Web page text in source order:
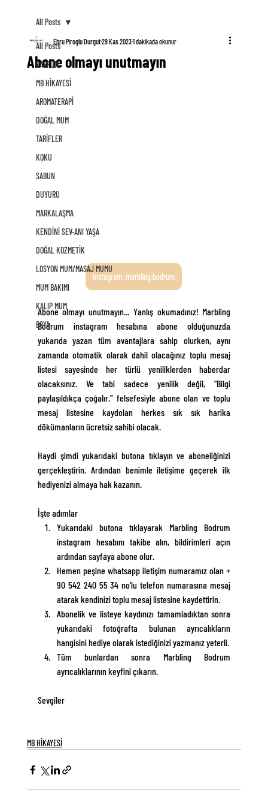
All Posts
PARFÜM
MB HİKAYESİ
AROMATERAPİ
DOĞAL MUM
TARİFLER
KOKU
SABUN
DUYURU
MARKALAŞMA
KENDİNİ SEV-ANI YAŞA
DOĞAL KOZMETİK
LOSYON MUM/MASAJ MUMU
MUM BAKIMI
KALIP MUM
BOYA
All Posts
Abone olmayı unutmayın
Ebru Piroglu Durgut29 Kas 20231 dakikada okunur
Instagram: marbling.bodrum
Abone olmayı unutmayın... Yanlış okumadınız! Marbling
Bodrum instagram hesabına abone olduğunuzda
yukarıda yazan tüm avantajlara sahip olurken, aynı
zamanda otomatik olarak dahil olacağınız toplu mesaj
listesi sayesinde her türlü yeniliklerden haberdar
olacaksınız. Ve tabi sadece yenilik değil, "Bilgi
paylaşıldıkça çoğalır." felsefesiyle abone olan ve toplu
mesaj listesine kaydolan herkes sık sık harika
dökümanların ücretsiz sahibi olacak.
Haydi şimdi yukarıdaki butona tıklayın ve aboneliğinizi
gerçekleştirin. Ardından benimle iletişime geçerek ilk
hediyenizi almaya hak kazanın.
İşte adımlar
Yukarıdaki butona tıklayarak Marbling Bodrum
instagram hesabını takibe alın, bildirimleri açın
ardından sayfaya abone olur.
Hemen peşine whatsapp iletişim numaramız olan +
90 542 240 55 34 no'lu telefon numarasına mesaj
atarak kendinizi toplu mesaj listesine kaydettirin.
Abonelik ve listeye kaydınızı tamamladıktan sonra
yukarıdaki fotoğrafta bulunan ayrıcalıkların
hangisini hediye olarak istediğinizi yazmanız yeterli.
Tüm bunlardan sonra Marbling Bodrum
ayrıcalıklarının keyfini çıkarın.
Sevgiler
MB HİKAYESİ